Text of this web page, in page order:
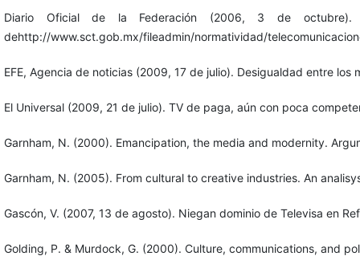
Diario Oficial de la Federación (2006, 3 de
dehttp://www.sct.gob.mx/fileadmin/normatividad/
EFE, Agencia de noticias (2009, 17 de julio). Desigualdad entre
El Universal (2009, 21 de julio). TV de paga, aún con poca
Garnham, N. (2000). Emancipation, the media and modernity.
Garnham, N. (2005). From cultural to creative industries. An
Gascón, V. (2007, 13 de agosto). Niegan dominio de Televisa en
Golding, P. & Murdock, G. (2000). Culture, communications, and